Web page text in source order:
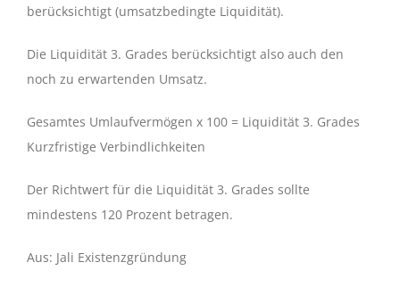
berücksichtigt (umsatzbedingte Liquidität).
Die Liquidität 3. Grades berücksichtigt also auch den
noch zu erwartenden Umsatz.
Gesamtes Umlaufvermögen x 100 = Liquidität 3. Grades
Kurzfristige Verbindlichkeiten
Der Richtwert für die Liquidität 3. Grades sollte
mindestens 120 Prozent betragen.
Aus: Jali Existenzgründung